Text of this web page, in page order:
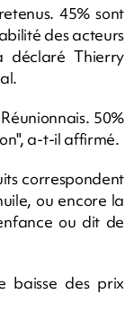
45% sont
des acteurs
déclaré Thierry
50%
a-t-il affirmé.
correspondent
ou encore la
ou dit de
baisse des prix